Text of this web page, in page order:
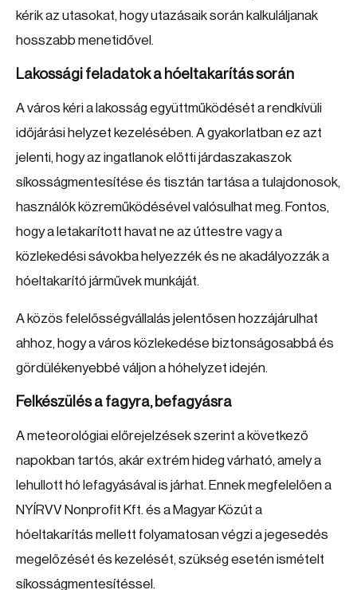
kérik az utasokat, hogy utazásaik során kalkuláljanak
hosszabb menetidővel.
Lakossági feladatok a hóeltakarítás során
A város kéri a lakosság együttműködését a rendkívüli
időjárási helyzet kezelésében. A gyakorlatban ez azt
jelenti, hogy az ingatlanok előtti járdaszakaszok
síkosságmentesítése és tisztán tartása a tulajdonosok,
használók közreműködésével valósulhat meg. Fontos,
hogy a letakarított havat ne az úttestre vagy a
közlekedési sávokba helyezzék és ne akadályozzák a
hóeltakarító járművek munkáját.
A közös felelősségvállalás jelentősen hozzájárulhat
ahhoz, hogy a város közlekedése biztonságosabbá és
gördülékenyebbé váljon a hóhelyzet idején.
Felkészülés a fagyra, befagyásra
A meteorológiai előrejelzések szerint a következő
napokban tartós, akár extrém hideg várható, amely a
lehullott hó lefagyásával is járhat. Ennek megfelelően a
NYÍRVV Nonprofit Kft. és a Magyar Közút a
hóeltakarítás mellett folyamatosan végzi a jegesedés
megelőzését és kezelését, szükség esetén ismételt
síkosságmentesítéssel.